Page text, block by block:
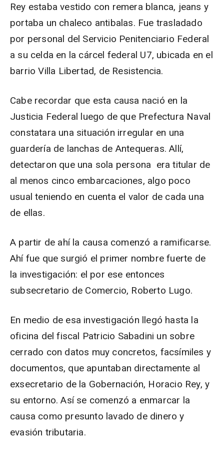
Rey estaba vestido con remera blanca, jeans y
portaba un chaleco antibalas. Fue trasladado
por personal del Servicio Penitenciario Federal
a su celda en la cárcel federal U7, ubicada en el
barrio Villa Libertad, de Resistencia.
Cabe recordar que esta causa nació en la
Justicia Federal luego de que Prefectura Naval
constatara una situación irregular en una
guardería de lanchas de Antequeras. Allí,
detectaron que una sola persona era titular de
al menos cinco embarcaciones, algo poco
usual teniendo en cuenta el valor de cada una
de ellas.
A partir de ahí la causa comenzó a ramificarse.
Ahí fue que surgió el primer nombre fuerte de
la investigación: el por ese entonces
subsecretario de Comercio, Roberto Lugo.
En medio de esa investigación llegó hasta la
oficina del fiscal Patricio Sabadini un sobre
cerrado con datos muy concretos, facsímiles y
documentos, que apuntaban directamente al
exsecretario de la Gobernación, Horacio Rey, y
su entorno. Así se comenzó a enmarcar la
causa como presunto lavado de dinero y
evasión tributaria.